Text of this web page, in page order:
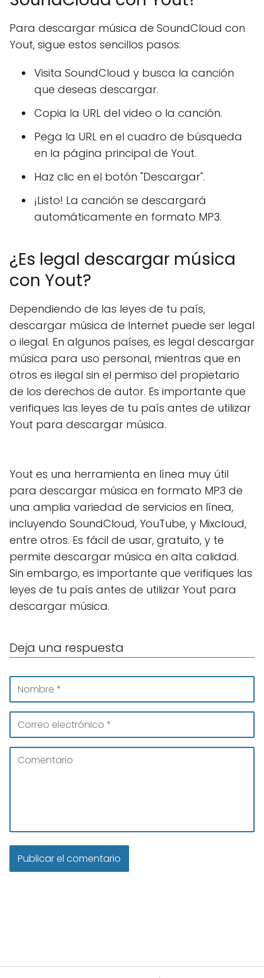
Para descargar música de SoundCloud con
Yout, sigue estos sencillos pasos:
Visita SoundCloud y busca la canción
que deseas descargar.
Copia la URL del video o la canción.
Pega la URL en el cuadro de búsqueda
en la página principal de Yout.
Haz clic en el botón "Descargar".
¡Listo! La canción se descargará
automáticamente en formato MP3.
¿Es legal descargar música
con Yout?
Dependiendo de las leyes de tu país,
descargar música de Internet puede ser legal
o ilegal. En algunos países, es legal descargar
música para uso personal, mientras que en
otros es ilegal sin el permiso del propietario
de los derechos de autor. Es importante que
verifiques las leyes de tu país antes de utilizar
Yout para descargar música.
Yout es una herramienta en línea muy útil
para descargar música en formato MP3 de
una amplia variedad de servicios en línea,
incluyendo SoundCloud, YouTube, y Mixcloud,
entre otros. Es fácil de usar, gratuito, y te
permite descargar música en alta calidad.
Sin embargo, es importante que verifiques las
leyes de tu país antes de utilizar Yout para
descargar música.
Deja una respuesta